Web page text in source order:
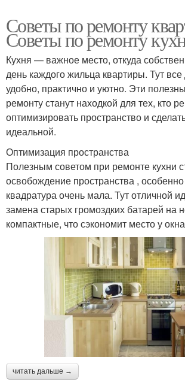
Советы по ремонту
Советы по ремонту
Кухня — важное место, откуда
день каждого жильца квартиры. Тут
удобно, практично и уютно. Эти
ремонту станут находкой для тех, кто
оптимизировать пространство и
идеальной.
Оптимизация пространства
Полезным советом при ремонте кухни
освобождение пространства , особенно
квадратура очень мала. Тут отличной
замена старых громоздких батарей на
компактные, что сэкономит место у
читать дальше →